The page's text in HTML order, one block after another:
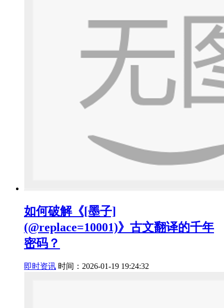
如何破解《[墨子]
(@replace=10001)》古文翻译的千年
密码？
即时资讯 时间：2026-01-19 19:24:32